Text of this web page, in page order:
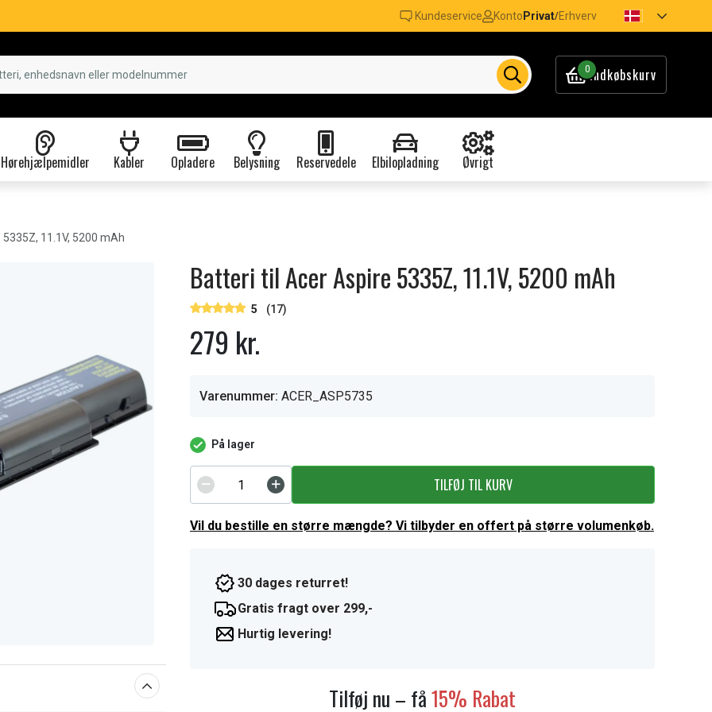
Kundeservice Konto Privat/Erhverv
0Indkøbskurv
Hørehjælpemidler Kabler Opladere Belysning Reservedele Elbilopladning Øvrigt
11.1V, 5200 mAh
Batteri til Acer Aspire 5335Z, 11.1V, 5200 mAh
5 (17)
279 kr.
Varenummer: ACER_ASP5735
På lager
TILFØJ TIL KURV
Vil du bestille en større mængde? Vi tilbyder en offert på større volumenkøb.
30 dages returret!
Gratis fragt over 299,-
Hurtig levering!
Tilføj nu – få15% Rabat